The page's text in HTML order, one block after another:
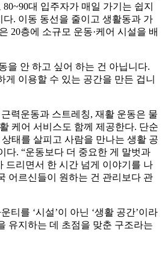
대 입주자가 매일 가기는 쉽지
. 이동 동선을 줄이고 생활동과 가
20층에 소규모 운동·케어 시설을 배
을 안 하고 싶어 하는 건 아닙니다.
게 이용할 수 있는 공간을 만든 겁니
력운동과 스트레칭, 재활 운동은 물
케어 서비스도 함께 제공한다. 단순
태를 살피고 사람을 만나는 생활 공
다. “운동보다 더 중요한 게 말벗과
드리면서 한 시간 넘게 이야기를 나
어르신들이 원하는 건 관리보다 관
티를 ‘시설’이 아닌 ‘생활 공간’이라
유지하는 데 초점을 맞춘 구조라는